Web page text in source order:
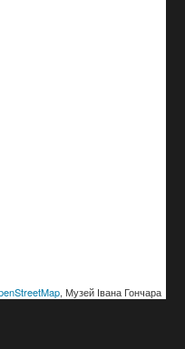
, Музей Івана Гончара